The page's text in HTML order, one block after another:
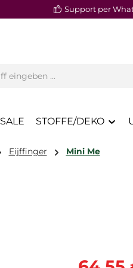
Support per
SALE STOFFE/DEKO
Eijffinger Mini Me